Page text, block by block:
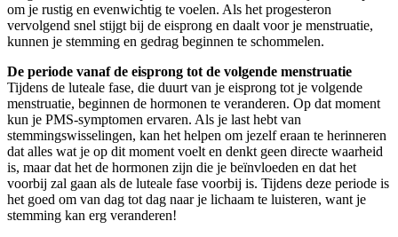
om je rustig en evenwichtig te voelen. Als het progesteron
vervolgend snel stijgt bij de eisprong en daalt voor je menstruatie,
kunnen je stemming en gedrag beginnen te schommelen.
De periode vanaf de eisprong tot de volgende menstruatie
Tijdens de luteale fase, die duurt van je eisprong tot je volgende
menstruatie, beginnen de hormonen te veranderen. Op dat moment
kun je PMS-symptomen ervaren. Als je last hebt van
stemmingswisselingen, kan het helpen om jezelf eraan te herinneren
dat alles wat je op dit moment voelt en denkt geen directe waarheid
is, maar dat het de hormonen zijn die je beïnvloeden en dat het
voorbij zal gaan als de luteale fase voorbij is. Tijdens deze periode is
het goed om van dag tot dag naar je lichaam te luisteren, want je
stemming kan erg veranderen!